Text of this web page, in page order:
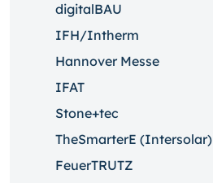
digitalBAU
IFH/Intherm
Hannover Messe
IFAT
Stone+tec
TheSmarterE (Intersolar)
FeuerTRUTZ